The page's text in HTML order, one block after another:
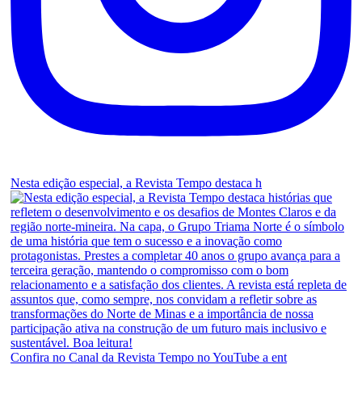
Nesta edição especial, a Revista Tempo destaca h
Confira no Canal da Revista Tempo no YouTube a ent